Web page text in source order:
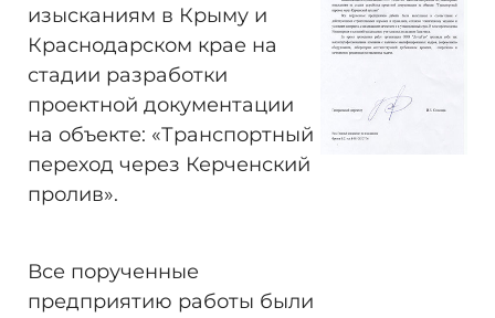
изысканиям в Крыму и
Краснодарском крае на
стадии разработки
проектной документации
на объекте: «Транспортный
переход через Керченский
пролив».
Все порученные
предприятию работы были